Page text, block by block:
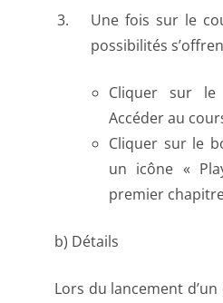
Une fois sur le
possibilités
Cliquer sur
Accéder au
Cliquer sur le
un icône «
premier
b) Détails
Lors du lancement